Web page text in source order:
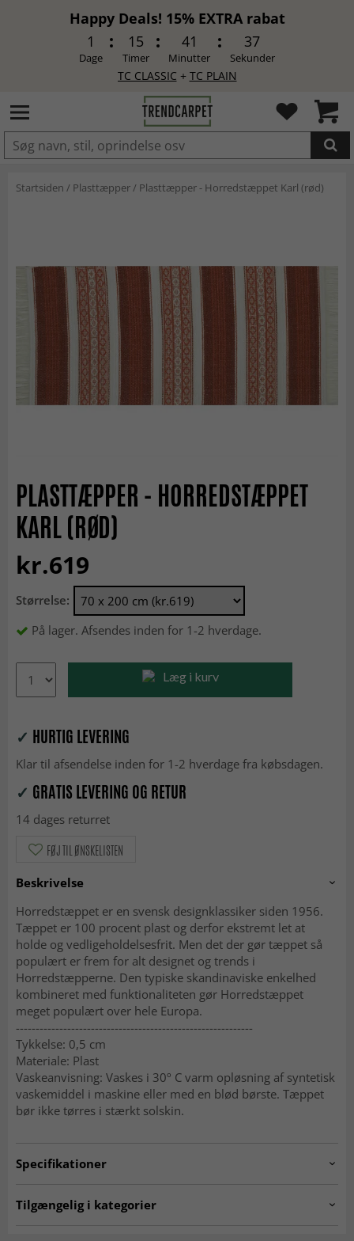
Happy Deals! 15% EXTRA rabat
1
Dage
15
Timer
41
Minutter
37
Sekunder
TC CLASSIC + TC PLAIN
LAGT I INDKØBSKURVEN.
Startsiden / Plasttæpper/ Plasttæpper - Horredstæppet Karl (rød)
PLASTTÆPPER - HORREDSTÆPPET
KARL (RØD)
kr.619
Størrelse:
På lager. Afsendes inden for 1-2 hverdage.
Læg i kurv
✓ HURTIG LEVERING
Klar til afsendelse inden for 1-2 hverdage fra købsdagen.
✓ GRATIS LEVERING OG RETUR
14 dages returret
FØJ TIL ØNSKELISTEN
Beskrivelse
Horredstæppet er en svensk designklassiker siden 1956.
Tæppet er 100 procent plast og derfor ekstremt let at
holde og vedligeholdelsesfrit. Men det der gør tæppet så
populært er frem for alt designet og trends i
Horredstæpperne. Den typiske skandinaviske enkelhed
kombineret med funktionaliteten gør Horredstæppet
meget populært over hele Europa.
------------------------------------------------------------
Tykkelse: 0,5 cm
Materiale: Plast
Vaskeanvisning: Vaskes i 30º C varm opløsning af syntetisk
vaskemiddel i maskine eller med en blød børste. Tæppet
bør ikke tørres i stærkt solskin.
Specifikationer
Tilgængelig i kategorier